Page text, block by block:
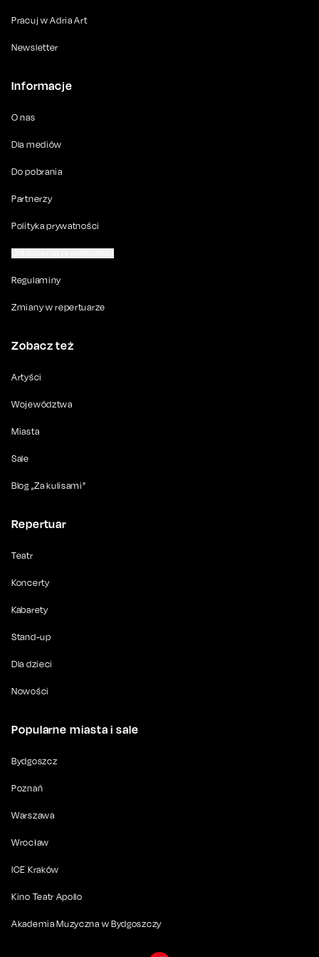
Pracuj w Adria Art
Newsletter
Informacje
O nas
Dla mediów
Do pobrania
Partnerzy
Polityka prywatności
Regulaminy
Zmiany w repertuarze
Zobacz też
Artyści
Województwa
Miasta
Sale
Blog „Za kulisami”
Repertuar
Teatr
Koncerty
Kabarety
Stand-up
Dla dzieci
Nowości
Popularne miasta i sale
Bydgoszcz
Poznań
Warszawa
Wrocław
ICE Kraków
Kino Teatr Apollo
Akademia Muzyczna w Bydgoszczy